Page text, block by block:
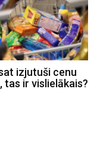
izjutuši cenu
tas ir vislielākais?